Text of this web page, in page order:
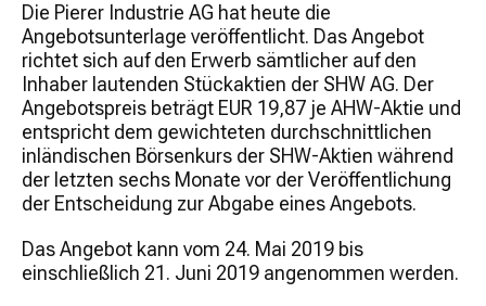
Die Pierer Industrie AG hat heute die
Angebotsunterlage veröffentlicht. Das Angebot
richtet sich auf den Erwerb sämtlicher auf den
Inhaber lautenden Stückaktien der SHW AG. Der
Angebotspreis beträgt EUR 19,87 je AHW-Aktie und
entspricht dem gewichteten durchschnittlichen
inländischen Börsenkurs der SHW-Aktien während
der letzten sechs Monate vor der Veröffentlichung
der Entscheidung zur Abgabe eines Angebots.
Das Angebot kann vom 24. Mai 2019 bis
einschließlich 21. Juni 2019 angenommen werden.